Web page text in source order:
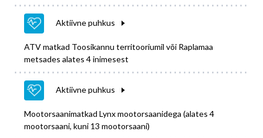
Aktiivne puhkus
ATV matkad Toosikannu territooriumil või Raplamaa
metsades alates 4 inimesest
Aktiivne puhkus
Mootorsaanimatkad Lynx mootorsaanidega (alates 4
mootorsaani, kuni 13 mootorsaani)